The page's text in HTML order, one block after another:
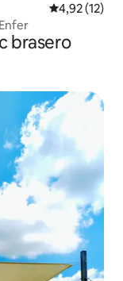
Évaluation
4,92 (12)
brasero